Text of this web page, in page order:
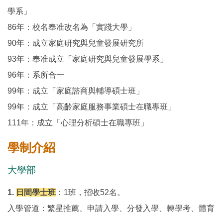
學系」
86年：校名奉准改名為「實踐大學」
90年：成立家庭研究與兒童發展研究所
93年：奉准成立「家庭研究與兒童發展學系」
96年：系所合一
99年：成立「家庭諮商與輔導碩士班」
99年：成立「高齡家庭服務事業碩士在職專班」
111年：成立「心理分析碩士在職專班」
學制介紹
大學部
1. 日間學士班 ：1班，招收52名。
入學管道：繁星推薦、申請入學、分發入學、轉學考、體育